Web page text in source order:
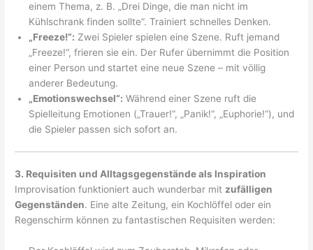
einem Thema, z. B. „Drei Dinge, die man nicht im
Kühlschrank finden sollte“. Trainiert schnelles Denken.
„Freeze!“: Zwei Spieler spielen eine Szene. Ruft jemand
„Freeze!“, frieren sie ein. Der Rufer übernimmt die Position
einer Person und startet eine neue Szene – mit völlig
anderer Bedeutung.
„Emotionswechsel“: Während einer Szene ruft die
Spielleitung Emotionen („Trauer!“, „Panik!“, „Euphorie!“), und
die Spieler passen sich sofort an.
3. Requisiten und Alltagsgegenstände als Inspiration
Improvisation funktioniert auch wunderbar mit zufälligen
Gegenständen. Eine alte Zeitung, ein Kochlöffel oder ein
Regenschirm können zu fantastischen Requisiten werden: